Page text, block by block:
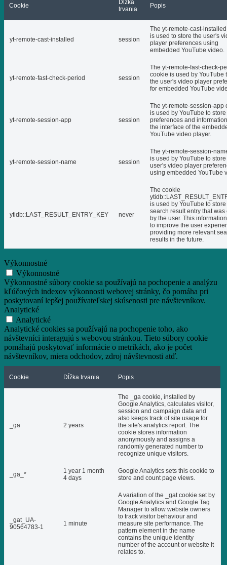
Cookie
Dĺžka
trvania
Popis
yt-remote-cast-installed session
The yt-remote-cast-
is used to store the user's
player preferences using
embedded YouTube video.
yt-remote-fast-check-period session
The yt-remote-fast-check-
cookie is used by YouTube
the user's video player
for embedded YouTube
yt-remote-session-app session
The yt-remote-session-app
is used by YouTube to
preferences and
the interface of the
YouTube video player.
yt-remote-session-name session
The yt-remote-session-
is used by YouTube to
user's video player
using embedded YouTube
ytidb::LAST_RESULT_ENTRY_KEY never
The cookie
is used by YouTube to
search result entry that was
by the user. This
to improve the user
providing more relevant
results in the future.
Výkonnostné
Výkonnostné
Výkonnostné súbory cookie sa používajú na pochopenie a analýzu
kľúčových indexov výkonnosti webovej stránky, čo pomáha pri
poskytovaní lepšej používateľskej skúsenosti pre návštevníkov.
Analytické
Analytické
Analytické cookies sa používajú na pochopenie toho, ako
návštevníci interagujú s webovou stránkou. Tieto súbory cookie
pomáhajú poskytovať informácie o metrikách, ako je počet
návštevníkov, miera odchodov, zdroj návštevnosti atď.
Cookie Dĺžka trvania Popis
_ga 2 years
The _ga cookie, installed by
Google Analytics, calculates visitor,
session and campaign data and
also keeps track of site usage for
the site's analytics report. The
cookie stores information
anonymously and assigns a
randomly generated number to
recognize unique visitors.
_ga_*
1 year 1 month
4 days
Google Analytics sets this cookie to
store and count page views.
_gat_UA-
90564783-1
1 minute
A variation of the _gat cookie set by
Google Analytics and Google Tag
Manager to allow website owners
to track visitor behaviour and
measure site performance. The
pattern element in the name
contains the unique identity
number of the account or website it
relates to.